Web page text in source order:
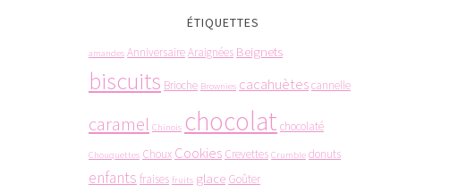
ÉTIQUETTES
amandes AnniversaireAraignées Beignets
biscuits Brioche Brownies cacahuètescannelle
caramel Chinois chocolat chocolaté
Chouquettes Choux Cookies Crevettes Crumble donuts
enfants fraises fruits glace Goûter